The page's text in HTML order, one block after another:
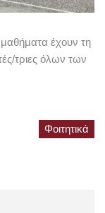
έχουν τη
τριες όλων των
Φοιτητικά